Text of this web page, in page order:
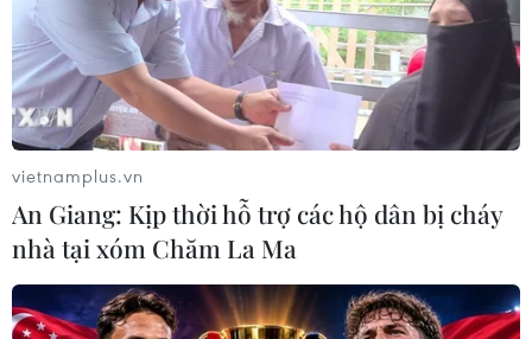
12/06/2024 10:07
Tại Giải vô địch Cờ vua trẻ châu Á 2024, tổ chức tại
thành phố Almaty (Kazakhstan), kỳ thủ trẻ Đinh Nho Kiệt
đã giành tấm Huy chương Vàng ở nội dung cờ nhanh
đầu tiên cho đội cờ vua Việt Nam.
vietnamplus.vn
An Giang: Kịp thời hỗ trợ các hộ dân bị cháy
nhà tại xóm Chăm La Ma